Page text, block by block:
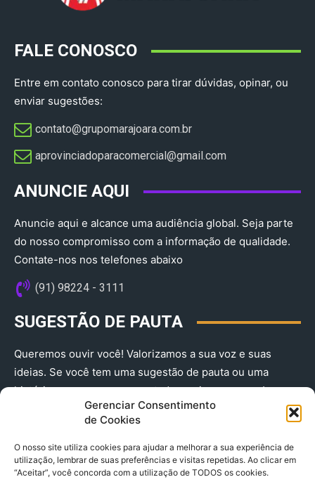
Gerenciar Consentimento
de Cookies
O nosso site utiliza cookies para ajudar a melhorar a sua experiência de
utilização, lembrar de suas preferências e visitas repetidas. Ao clicar em
“Aceitar”, você concorda com a utilização de TODOS os cookies.
FALE CONOSCO
Entre em contato conosco para tirar dúvidas, opinar, ou
enviar sugestões:
contato@grupomarajoara.com.br
aprovinciadoparacomercial@gmail.com​
ANUNCIE AQUI
Anuncie aqui e alcance uma audiência global. Seja parte
do nosso compromisso com a informação de qualidade.
Contate-nos nos telefones abaixo
(91) 98224 - 3111
SUGESTÃO DE PAUTA
Queremos ouvir você! Valorizamos a sua voz e suas
ideias. Se você tem uma sugestão de pauta ou uma
história que merece ser contada, envie-nos agora!
(91) 98224 - 3111